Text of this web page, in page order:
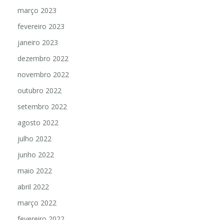
março 2023
fevereiro 2023
janeiro 2023
dezembro 2022
novembro 2022
outubro 2022
setembro 2022
agosto 2022
julho 2022
junho 2022
maio 2022
abril 2022
março 2022